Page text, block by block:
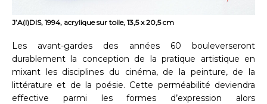
J’A(I)DIS, 1994, acrylique sur toile, 13,5 x 20,5 cm
Les avant-gardes des années 60 bouleverseront
durablement la conception de la pratique artistique en
mixant les disciplines du cinéma, de la peinture, de la
littérature et de la poésie. Cette perméabilité deviendra
effective parmi les formes d’expression alors